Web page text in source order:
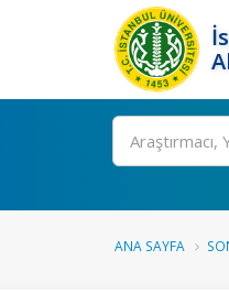
Ara
ANA SAYFA